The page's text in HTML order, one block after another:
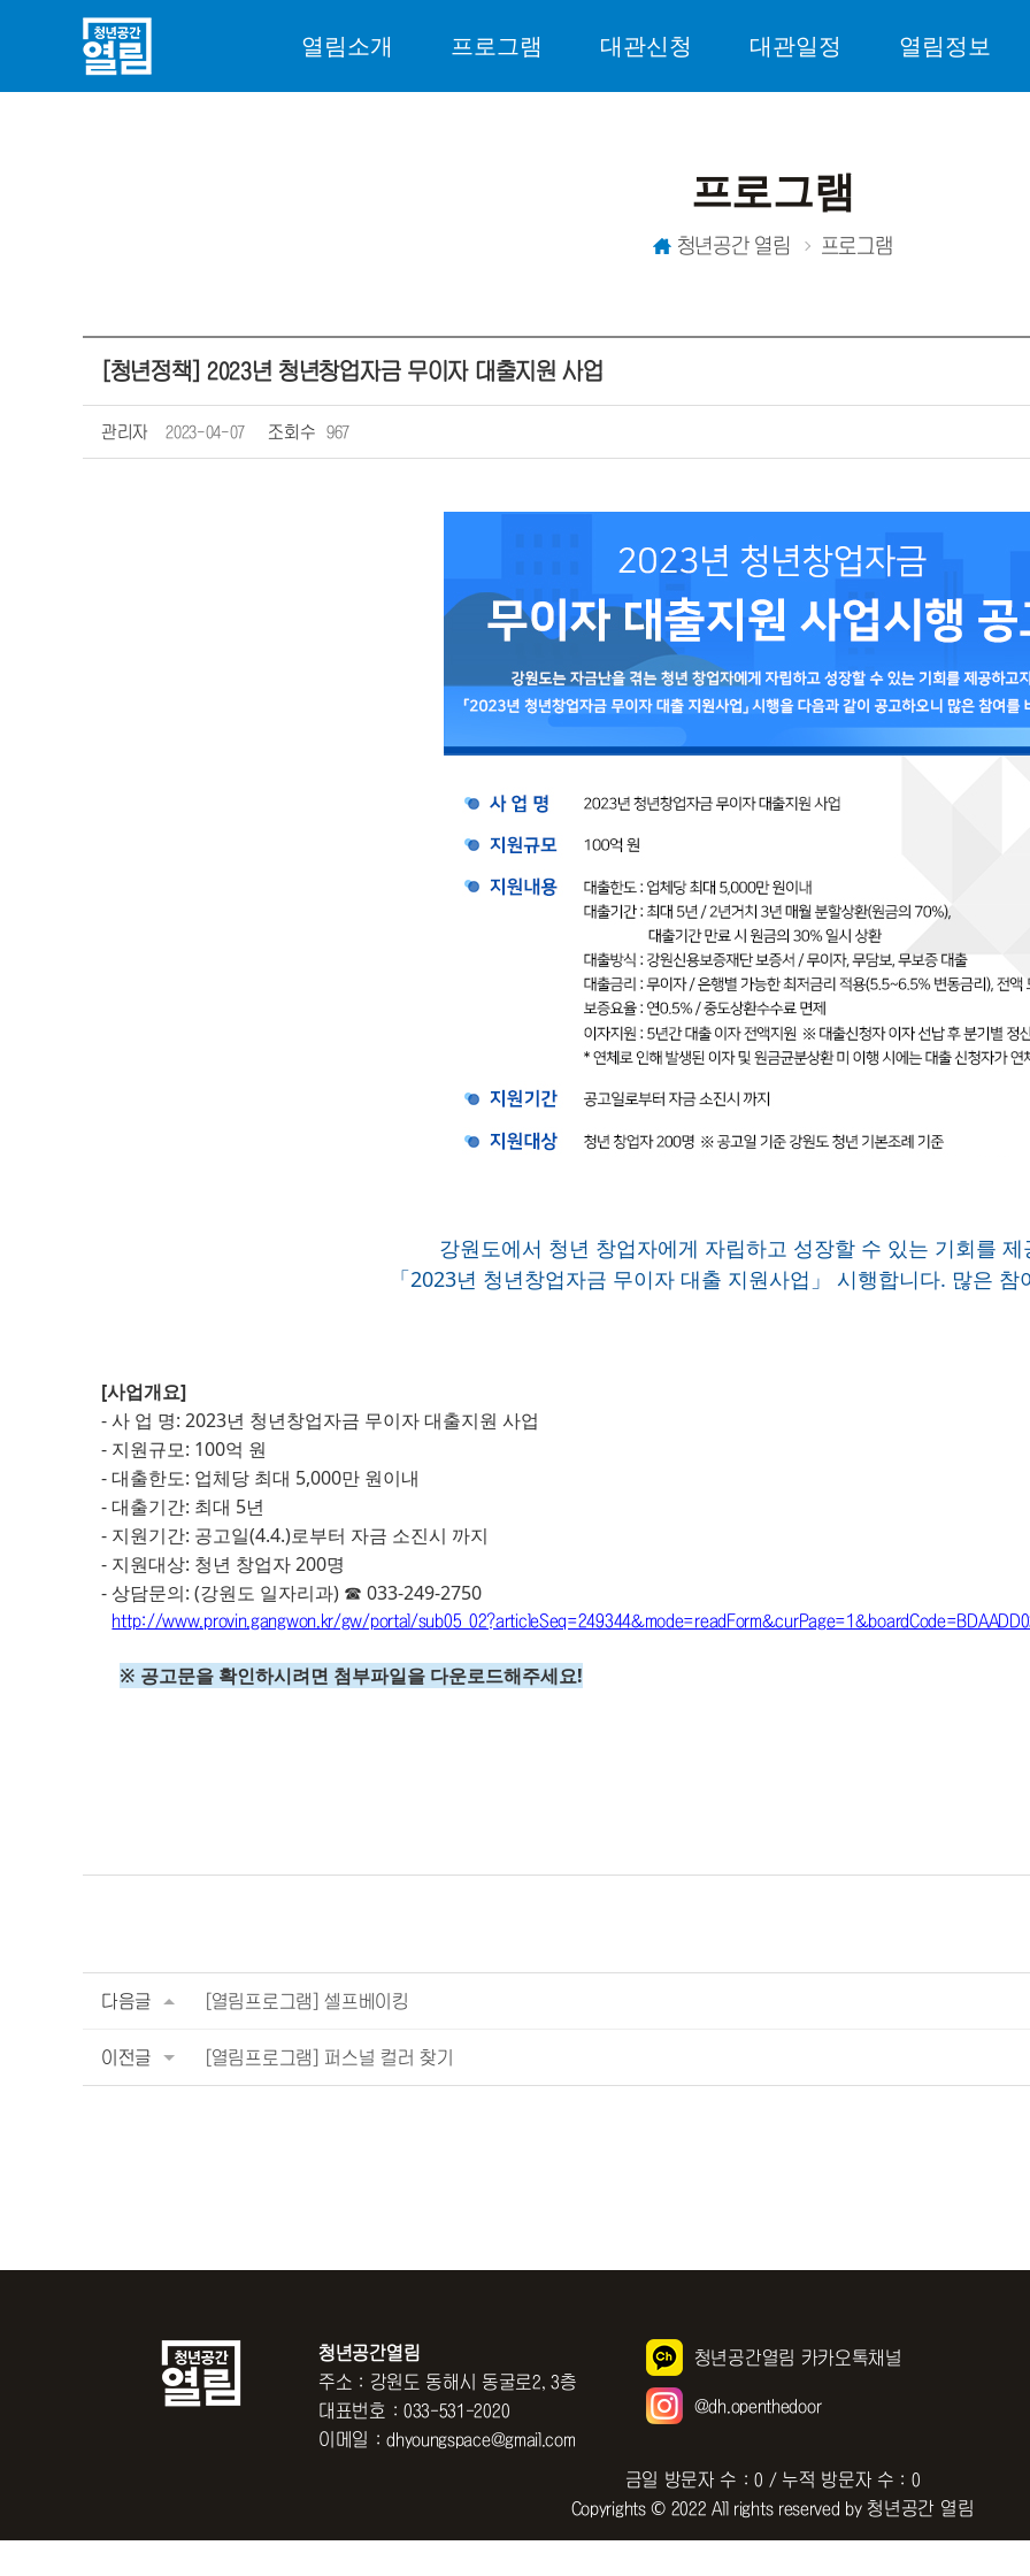
열림소개 프로그램 대관신청 대관일정 열림정보
프로그램
청년공간 열림 프로그램
[청년정책] 2023년 청년창업자금 무이자 대출지원 사업
관리자 2023-04-07 조회수 967
강원도에서 청년 창업자에게 자립하고 성장할 수 있는 기회를 제
「2023년 청년창업자금 무이자 대출 지원사업」 시행합니다. 많은 참
[사업개요]
- 사 업 명: 2023년 청년창업자금 무이자 대출지원 사업
- 지원규모: 100억 원
- 대출한도: 업체당 최대 5,000만 원이내
- 대출기간: 최대 5년
- 지원기간: 공고일(4.4.)로부터 자금 소진시 까지
- 지원대상: 청년 창업자 200명
- 상담문의: (강원도 일자리과) ☎ 033-249-2750
http://www.provin.gangwon.kr/gw/portal/
※ 공고문을 확인하시려면 첨부파일을 다운로드해주세요!
다음글 [열림프로그램] 셀프베이킹
이전글 [열림프로그램] 퍼스널 컬러 찾기
청년공간열림
주소 : 강원도 동해시 동굴로2, 3층
대표번호 : 033-531-2020
이메일 : dhyoungspace@gmail.com
청년공간열림 카카오톡채널
@dh.openthedoor
금일 방문자 수 : 0 / 누적 방문자 수 : 0
Copyrights © 2022 All rights reserved by 청년공간 열림